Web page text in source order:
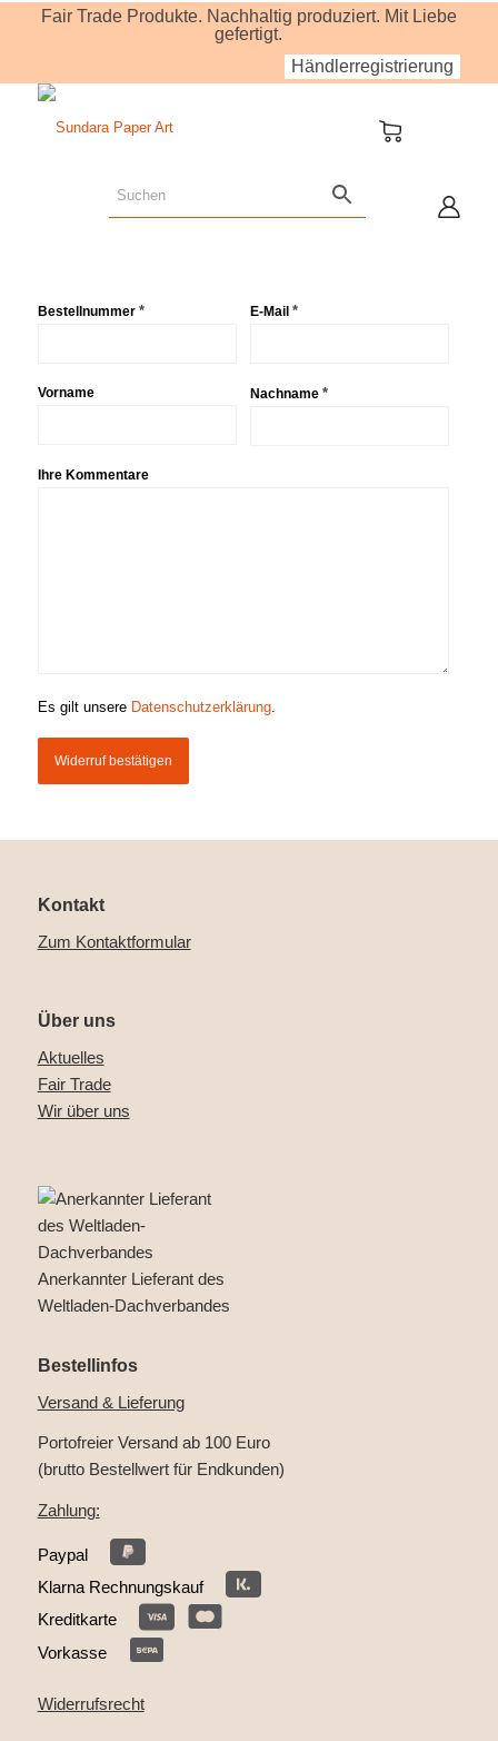
Fair Trade Produkte. Nachhaltig produziert. Mit Liebe
gefertigt.
Händlerregistrierung
Bestellnummer * E-Mail*
Vorname Nachname*
Page URI *erforderlich
Ihre Kommentare
Es gilt unsere Datenschutzerklärung.
Widerruf bestätigen
Kontakt
Zum Kontaktformular
Über uns
Aktuelles
Fair Trade
Wir über uns
Anerkannter Lieferant des
Weltladen-Dachverbandes
Bestellinfos
Versand & Lieferung
Portofreier Versand ab 100 Euro
(brutto Bestellwert für Endkunden)
Zahlung:
Paypal
Klarna Rechnungskauf
Kreditkarte
Vorkasse
Widerrufsrecht